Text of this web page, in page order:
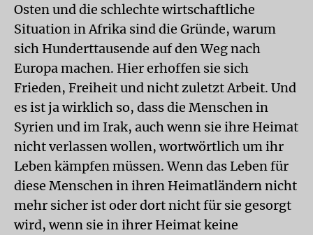
Osten und die schlechte wirtschaftliche
Situation in Afrika sind die Gründe, warum
sich Hunderttausende auf den Weg nach
Europa machen. Hier erhoffen sie sich
Frieden, Freiheit und nicht zuletzt Arbeit. Und
es ist ja wirklich so, dass die Menschen in
Syrien und im Irak, auch wenn sie ihre Heimat
nicht verlassen wollen, wortwörtlich um ihr
Leben kämpfen müssen. Wenn das Leben für
diese Menschen in ihren Heimatländern nicht
mehr sicher ist oder dort nicht für sie gesorgt
wird, wenn sie in ihrer Heimat keine